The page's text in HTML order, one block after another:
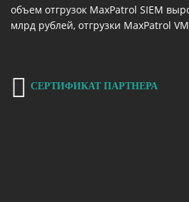
объем отгрузок MaxPatrol SIEM
млрд рублей, отгрузки MaxPatrol
СЕРТИФИКАТ ПАРТНЕРА